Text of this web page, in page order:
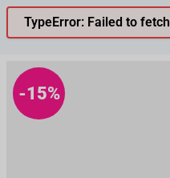
TypeError: Failed to fetch
-15%